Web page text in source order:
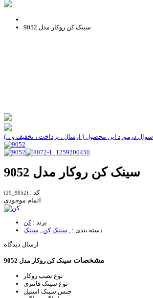
سینک کن روکار مدل 9052
سوال درمورد این محصول ( ارسال ، پرداخت ، تخفیف و ...)
سینک کن روکار مدل 9052
کد : (9052_29)
اتمام موجودی
برند :کن
دسته بندی :
سینک کن
سینک
ارسال دیدگاه
مشخصات سینک کن روکار مدل 9052
نوع نصب روکار
نوع سینک فانتزی
جنس سینک استیل